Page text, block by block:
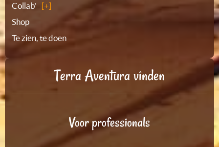
Collab'
Shop
Te zien, te doen
Terra Aventura vinden
Voor professionals